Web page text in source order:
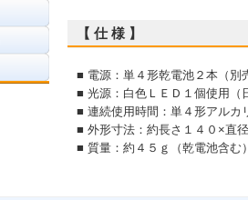
【 仕 様 】
■ 電源：単４形乾電池２本（別
■ 光源：白色ＬＥＤ１個使用（
■ 連続使用時間：単４形アルカ
■ 外形寸法：約長さ１４０×直
■ 質量：約４５ｇ（乾電池含む